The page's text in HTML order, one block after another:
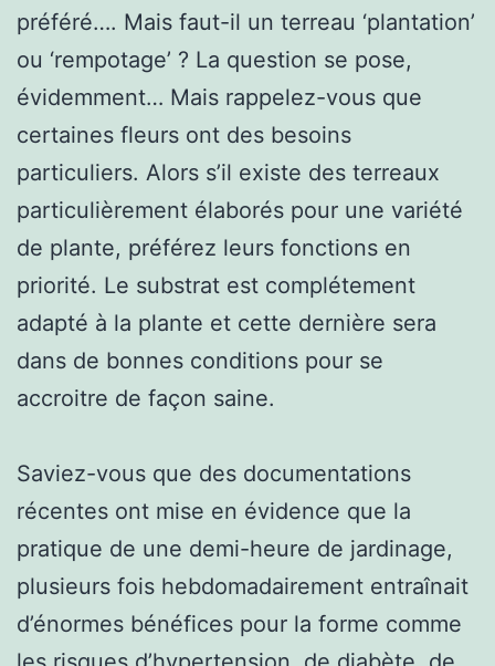
préféré…. Mais faut-il un terreau ‘plantation’
ou ‘rempotage’ ? La question se pose,
évidemment… Mais rappelez-vous que
certaines fleurs ont des besoins
particuliers. Alors s’il existe des terreaux
particulièrement élaborés pour une variété
de plante, préférez leurs fonctions en
priorité. Le substrat est complétement
adapté à la plante et cette dernière sera
dans de bonnes conditions pour se
accroitre de façon saine.
Saviez-vous que des documentations
récentes ont mise en évidence que la
pratique de une demi-heure de jardinage,
plusieurs fois hebdomadairement entraînait
d’énormes bénéfices pour la forme comme